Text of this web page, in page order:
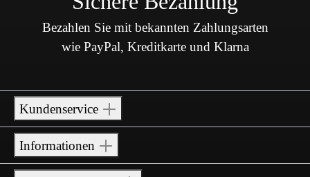
Bezahlen Sie mit bekannten Zahlungsarten
wie PayPal, Kreditkarte und Klarna
Kundenservice
Informationen